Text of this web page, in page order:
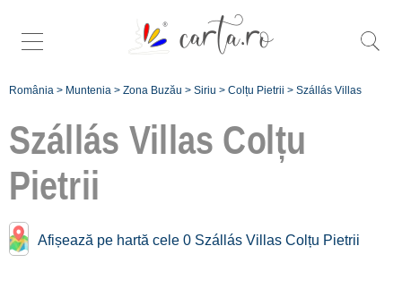
România > Muntenia > Zona Buzău > Siriu > Colțu Pietrii > Szállás Villas
Szállás Villas Colțu
Pietrii
Afișează pe hartă cele 0 Szállás Villas Colțu Pietrii
o unitate de